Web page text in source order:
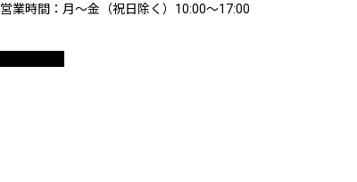
営業時間：月～金（祝日除く）10:00〜17:00